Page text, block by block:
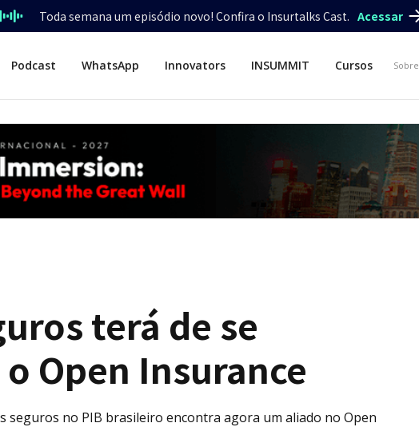
Toda semana um episódio novo! Confira o Insurtalks Cast. Acessar
Podcast WhatsApp Innovators INSUMMIT Cursos Sobre
terá de se
Open Insurance
seguros no PIB brasileiro encontra agora um aliado no Open